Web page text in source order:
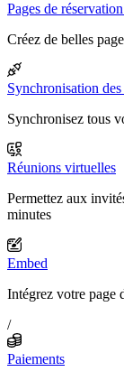
Pages de
Créez de belles
Synchronisation
Synchronisez tous
Réunions virtuelles
Permettez aux
minutes
Embed
Intégrez votre page
/
Paiements